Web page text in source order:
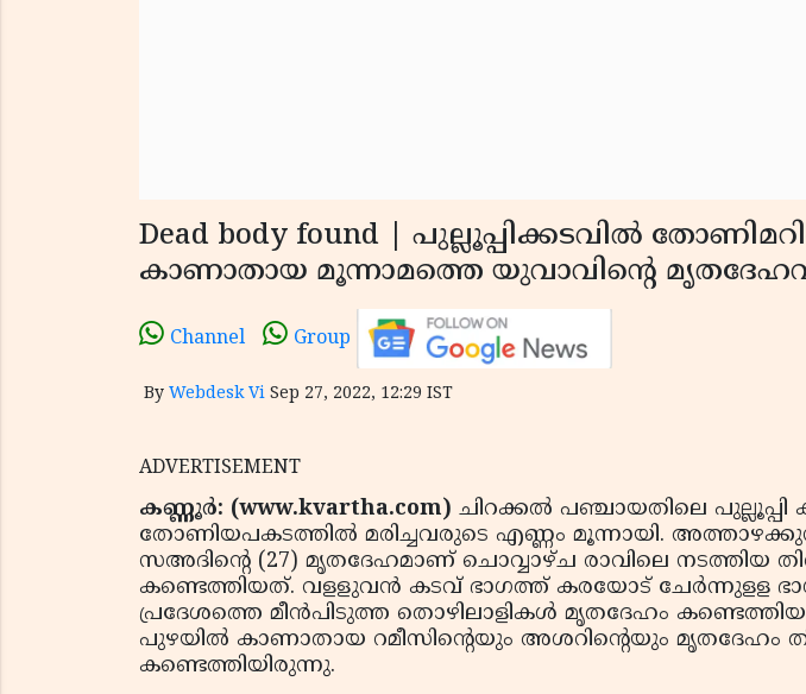
Dead body found | പുല്ലൂപ്പിക്കടവില്‍
കാണാതായ മൂന്നാമത്തെ യുവാവിന്റെ
Channel Group
By Webdesk Vi Sep 27, 2022, 12:29 IST
ADVERTISEMENT
കണ്ണൂര്‍: (www.kvartha.com) ചിറക്കല്‍ പഞ്ചായതിലെ പുല്ലൂപ്പി
തോണിയപകടത്തില്‍ മരിച്ചവരുടെ എണ്ണം മൂന്നായി.
സഅദിന്റെ (27) മൃതദേഹമാണ് ചൊവ്വാഴ്ച രാവിലെ നടത്തിയ
കണ്ടെത്തിയത്. വളളുവന്‍ കടവ് ഭാഗത്ത് കരയോട് ചേര്‍ന്നുളള
പ്രദേശത്തെ മീൻപിടുത്ത തൊഴിലാളികള്‍ മൃതദേഹം
പുഴയില്‍ കാണാതായ റമീസിന്റെയും അശറിന്റെയും മൃതദേഹം
കണ്ടെത്തിയിരുന്നു.